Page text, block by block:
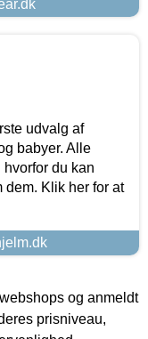
udvalg af
babyer. Alle
du kan
Klik her for at
og anmeldt
prisniveau,